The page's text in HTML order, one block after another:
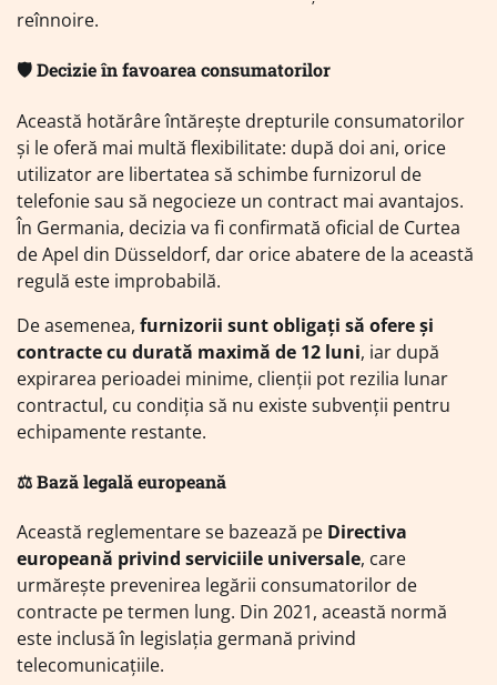
reînnoire.
🛡️ Decizie în favoarea consumatorilor
Această hotărâre întărește drepturile consumatorilor
și le oferă mai multă flexibilitate: după doi ani, orice
utilizator are libertatea să schimbe furnizorul de
telefonie sau să negocieze un contract mai avantajos.
În Germania, decizia va fi confirmată oficial de Curtea
de Apel din Düsseldorf, dar orice abatere de la această
regulă este improbabilă.
De asemenea, furnizorii sunt obligați să ofere și
contracte cu durată maximă de 12 luni, iar după
expirarea perioadei minime, clienții pot rezilia lunar
contractul, cu condiția să nu existe subvenții pentru
echipamente restante.
⚖️ Bază legală europeană
Această reglementare se bazează pe Directiva
europeană privind serviciile universale, care
urmărește prevenirea legării consumatorilor de
contracte pe termen lung. Din 2021, această normă
este inclusă în legislația germană privind
telecomunicațiile.